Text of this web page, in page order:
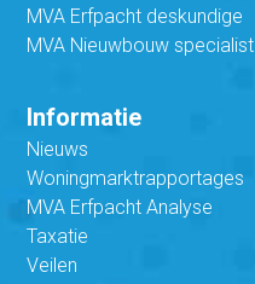
MVA Erfpacht deskundige
MVA Nieuwbouw specialist
Informatie
Nieuws
Woningmarktrapportages
MVA Erfpacht Analyse
Taxatie
Veilen